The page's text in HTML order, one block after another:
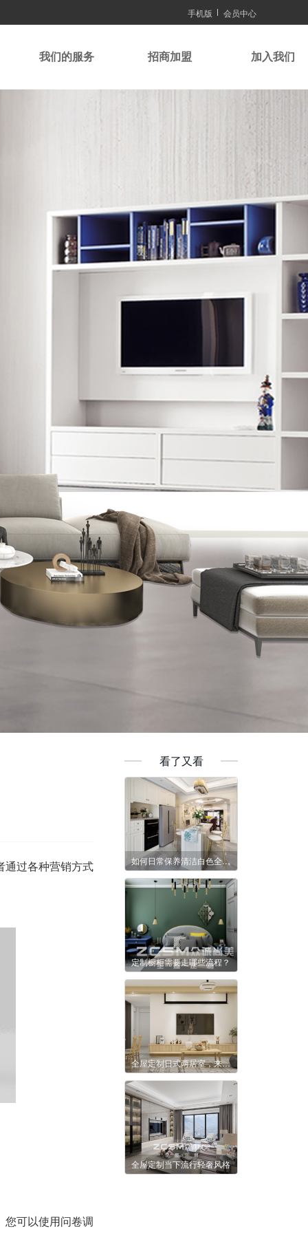
手机版 会员中心
我们的服务 招商加盟 加入我们
通过各种营销方式
可以使用问卷调
看了又看
如何日常保养清洁白色全木家具？
定制橱柜需要走哪些流程？
全屋定制日式两居室，来看看是不是你喜欢的家
全屋定制当下流行轻奢风格